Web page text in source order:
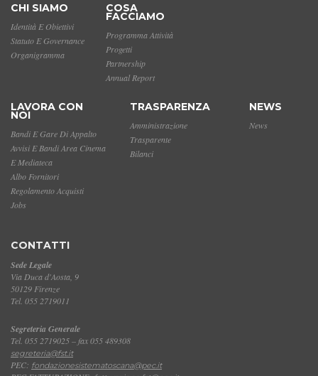
CHI SIAMO
Identità E Obiettivi
Statuto E Governance
Organigramma
COSA
FACCIAMO
Programma Attività
Progetti
Partnership
Annual Report
LAVORA CON
NOI
Bandi E Gare Di Appalto
Avvisi E Bandi Area Cinema
E Mediateca
Albo Fornitori
Regolamento Acquisti
Jobs
TRASPARENZA
Amministrazione
Trasparente
Bilanci
NEWS
News
CONTATTI
Sede Legale
Via Duca d'Aosta, 9
50129 Firenze
Tel. 055 2719011
Segreteria Generale
Tel. 055 2719025 – fax 055 489308
segreteria@fst.it
PEC: fondazionesistematoscana@pec.it